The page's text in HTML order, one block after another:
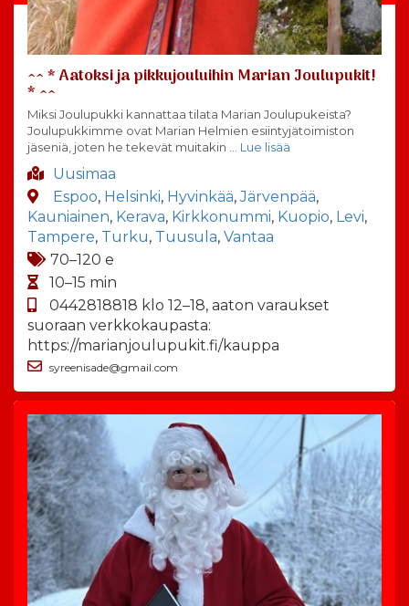
^^ * Aatoksi ja pikkujouluihin Marian Joulupukit!
* ^^
Miksi Joulupukki kannattaa tilata Marian Joulupukeista?
Joulupukkimme ovat Marian Helmien esiintyjätoimiston
jäseniä, joten he tekevät muitakin … Lue lisää
Uusimaa
Espoo, Helsinki, Hyvinkää,Järvenpää,
Kauniainen, Kerava, Kirkkonummi, Kuopio, Levi,
Tampere, Turku, Tuusula, Vantaa
70–120 e
10–15 min
0442818818 klo 12–18, aaton varaukset
suoraan verkkokaupasta:
https://marianjoulupukit.fi/kauppa
syreenisade@gmail.com